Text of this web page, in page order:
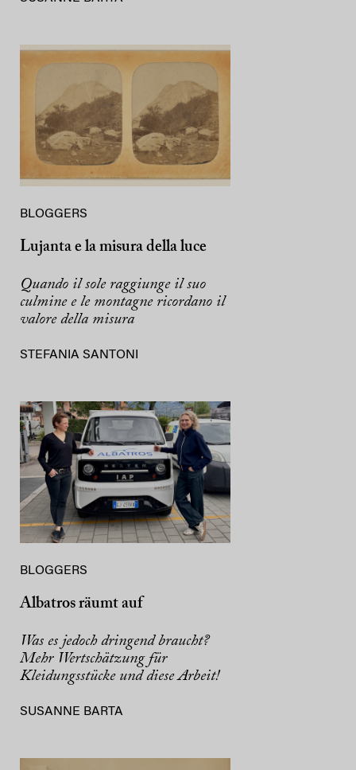
BLOGGERS
Lujanta e la misura della luce
Quando il sole raggiunge il suo
culmine e le montagne ricordano il
valore della misura
STEFANIA SANTONI
BLOGGERS
Albatros räumt auf
Was es jedoch dringend braucht?
Mehr Wertschätzung für
Kleidungsstücke und diese Arbeit!
SUSANNE BARTA